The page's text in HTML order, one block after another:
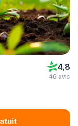
4,8
46 avis